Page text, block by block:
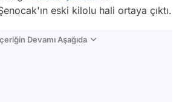
eski kilolu hali ortaya çıktı.
Devamı Aşağıda